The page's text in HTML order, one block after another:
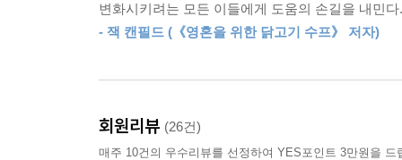
저자는 아낫 바니엘 치유법의 아홉 가지 핵심
있을 것이다.
변화시키려는 모든 이들에게 도움의 손길을 내민
- 잭 캔필드 (《영혼을 위한 닭고기 수프》 저자)
회원리뷰 (26건)
매주 10건의 우수리뷰를 선정하여 YES포인트 3만원을 드